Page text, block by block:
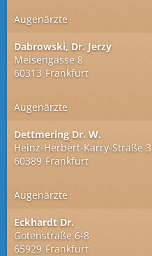
Augenärzte
Dabrowski, Dr. Jerzy
Meisengasse 8
60313 Frankfurt
Augenärzte
Dettmering Dr. W.
Heinz-Herbert-Karry-Straße 3
60389 Frankfurt
Augenärzte
Eckhardt Dr.
Gotenstraße 6-8
65929 Frankfurt